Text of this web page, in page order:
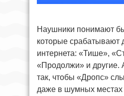
Наушники понимают
которые срабатывают
интернета: «Тише»,
«Продолжи» и другие.
так, чтобы «Дропс»
даже в шумных